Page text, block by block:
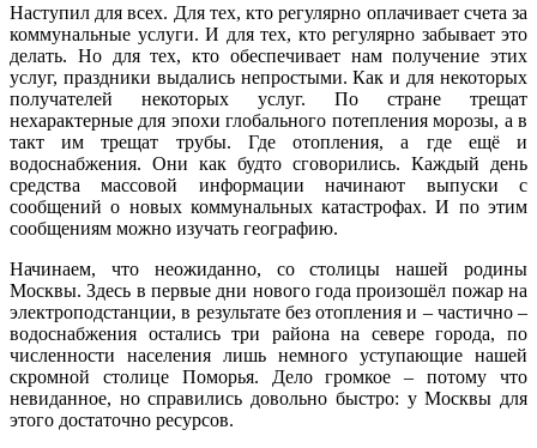
Наступил для всех. Для тех, кто регулярно оплачивает счета за
коммунальные услуги. И для тех, кто регулярно забывает это
делать. Но для тех, кто обеспечивает нам получение этих
услуг, праздники выдались непростыми. Как и для некоторых
получателей некоторых услуг. По стране трещат
нехарактерные для эпохи глобального потепления морозы, а в
такт им трещат трубы. Где отопления, а где ещё и
водоснабжения. Они как будто сговорились. Каждый день
средства массовой информации начинают выпуски с
сообщений о новых коммунальных катастрофах. И по этим
сообщениям можно изучать географию.
Начинаем, что неожиданно, со столицы нашей родины
Москвы. Здесь в первые дни нового года произошёл пожар на
электроподстанции, в результате без отопления и – частично –
водоснабжения остались три района на севере города, по
численности населения лишь немного уступающие нашей
скромной столице Поморья. Дело громкое – потому что
невиданное, но справились довольно быстро: у Москвы для
этого достаточно ресурсов.